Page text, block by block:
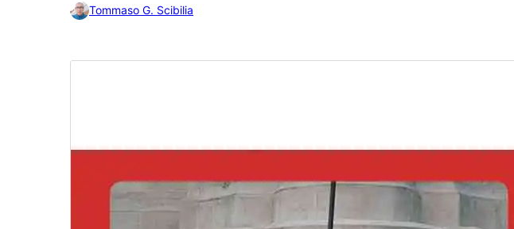
Tommaso G. Scibilia